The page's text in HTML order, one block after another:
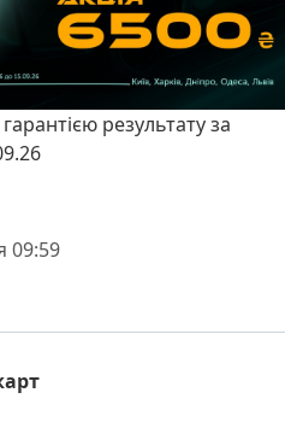
результату за
09:59